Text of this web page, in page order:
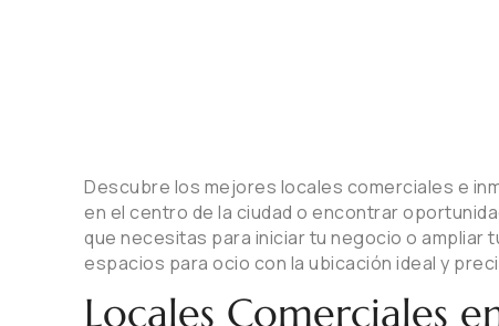
Descubre los mejores locales comerciales e
en el centro de la ciudad o encontrar
que necesitas para iniciar tu negocio o ampliar
espacios para ocio con la ubicación ideal y
Locales Comerciales